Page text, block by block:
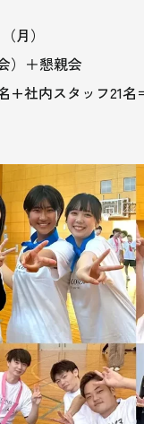
月）
）＋懇親会
+社内スタッフ21名